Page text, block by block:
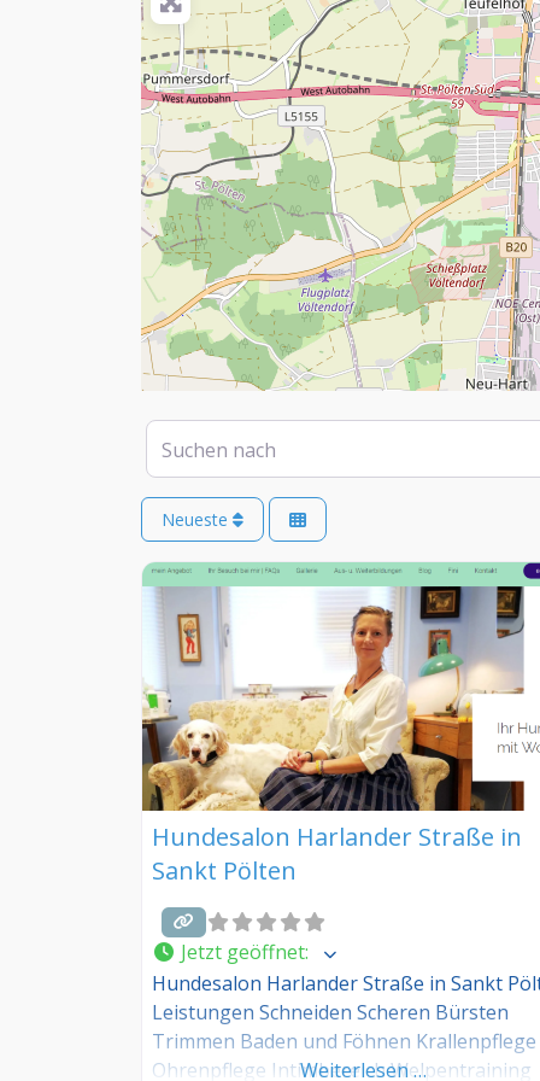
Suchen nach
Neueste
Hundesalon Harlander Straße in
Sankt Pölten
Jetzt geöffnet:
Hundesalon Harlander Straße in Sankt
Leistungen Schneiden Scheren Bürsten
Trimmen Baden und Föhnen Krallenpflege
Ohrenpflege Intimbereich Welpentraining
Weiterlesen …